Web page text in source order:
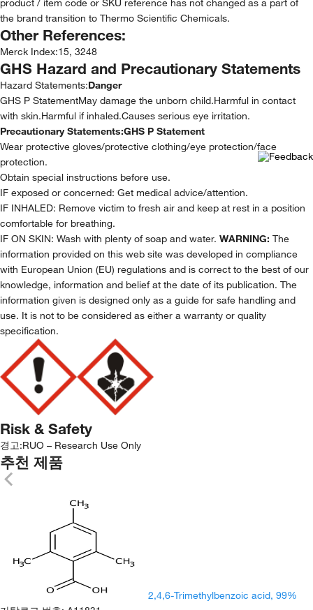
the brand transition to Thermo Scientific Chemicals.
Other References:
Merck Index:15, 3248
GHS Hazard and Precautionary Statements
Hazard Statements:Danger
GHS P StatementMay damage the unborn child.Harmful in contact
with skin.Harmful if inhaled.Causes serious eye irritation.
Precautionary Statements:GHS P Statement
Wear protective gloves/protective clothing/eye protection/face
protection.
Obtain special instructions before use.
IF exposed or concerned: Get medical advice/attention.
IF INHALED: Remove victim to fresh air and keep at rest in a position
comfortable for breathing.
IF ON SKIN: Wash with plenty of soap and water. WARNING: The
information provided on this web site was developed in compliance
with European Union (EU) regulations and is correct to the best of our
knowledge, information and belief at the date of its publication. The
information given is designed only as a guide for safe handling and
use. It is not to be considered as either a warranty or quality
specification.
Risk & Safety
경고:RUO – Research Use Only
추천 제품
2,4,6-Trimethylbenzoic acid, 99%